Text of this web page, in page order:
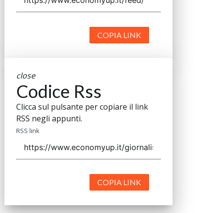
COPIA LINK
close
Codice Rss
Clicca sul pulsante per copiare il link
RSS negli appunti.
RSS link
COPIA LINK